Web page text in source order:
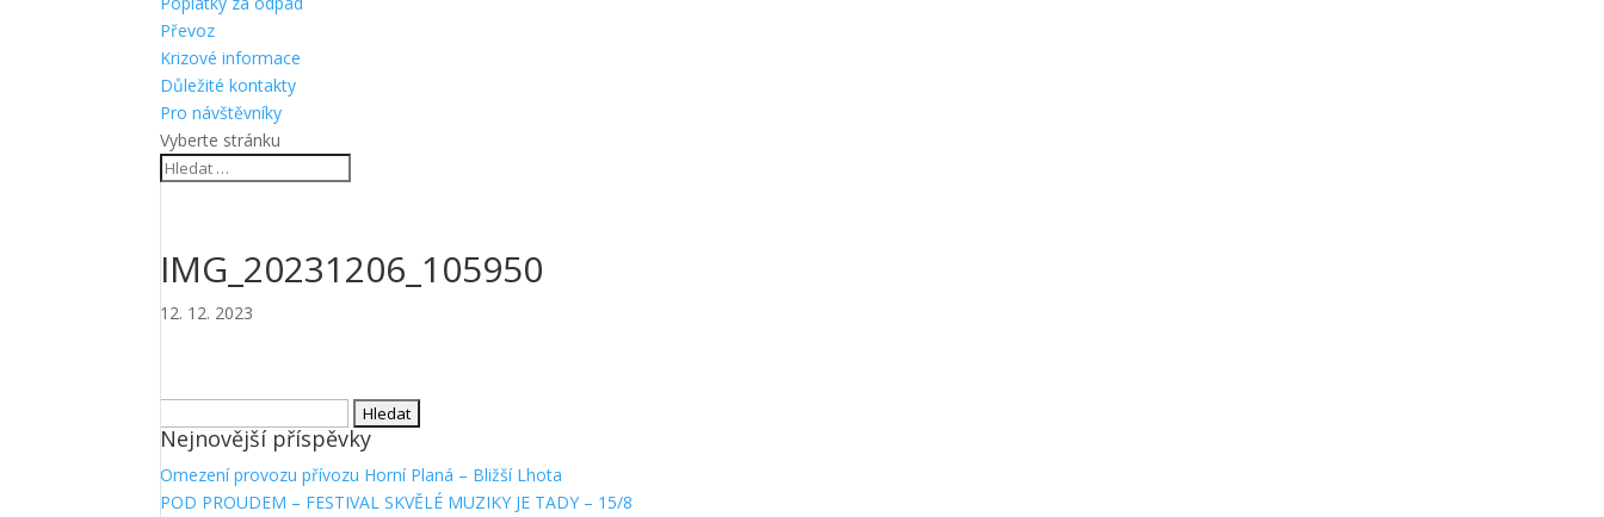
Převoz
Krizové informace
Důležité kontakty
Pro návštěvníky
Vyberte stránku
IMG_20231206_105950
12. 12. 2023
Nejnovější příspěvky
Omezení provozu přívozu Horní Planá – Bližší Lhota
POD PROUDEM – FESTIVAL SKVĚLÉ MUZIKY JE TADY – 15/8